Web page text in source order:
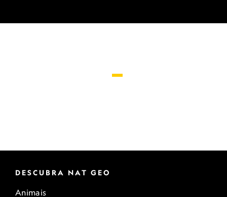
DESCUBRA NAT GEO
Animais